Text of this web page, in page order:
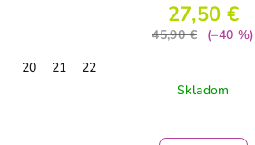
27,50 €
45,90 €
(–40 %)
20
21
22
Skladom